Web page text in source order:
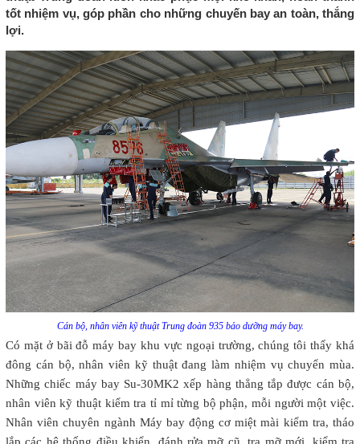
tốt nhiệm vụ, góp phần cho những chuyến bay an toàn, thắng
lợi.
Cán bộ, nhân viên kỹ thuật Trung đoàn 935 bảo dưỡng máy bay.
Có mặt ở bãi đỗ máy bay khu vực ngoại trường, chúng tôi thấy khá
đông cán bộ, nhân viên kỹ thuật đang làm nhiệm vụ chuyển mùa.
Những chiếc máy bay Su-30MK2 xếp hàng thẳng tắp được cán bộ,
nhân viên kỹ thuật kiểm tra tỉ mỉ từng bộ phận, mỗi người một việc.
Nhân viên chuyên ngành Máy bay động cơ miệt mài kiểm tra, tháo
lắp các hệ thống điều khiển, đánh rửa mỡ cũ, tra mỡ mới, kiểm tra